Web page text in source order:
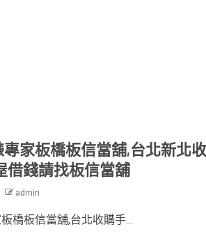
家板橋板信當舖,台北新北
借錢請找板信當舖
admin
橋板信當舖,台北收購手...